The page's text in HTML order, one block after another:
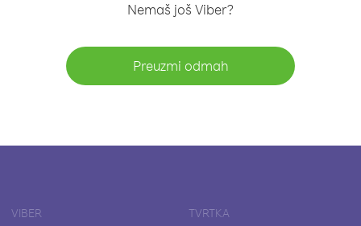
Nemaš još Viber?
Preuzmi odmah
VIBER TVRTKA